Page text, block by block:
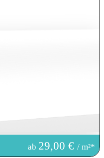
ab 29,00 €/ m²*